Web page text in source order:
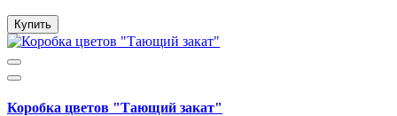
Купить
Коробка цветов "Тающий закат"